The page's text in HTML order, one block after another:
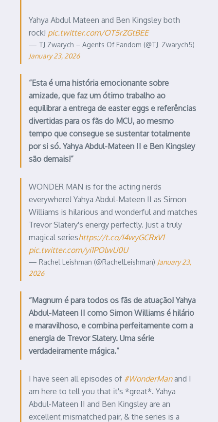
Yahya Abdul Mateen and Ben Kingsley both
rock! pic.twitter.com/OT5rZGtBEE
— TJ Zwarych – Agents Of Fandom (@TJ_Zwarych5)
January 23, 2026
“Esta é uma história emocionante sobre
amizade, que faz um ótimo trabalho ao
equilibrar a entrega de easter eggs e referências
divertidas para os fãs do MCU, ao mesmo
tempo que consegue se sustentar totalmente
por si só. Yahya Abdul-Mateen II e Ben Kingsley
são demais!”
WONDER MAN is for the acting nerds
everywhere! Yahya Abdul-Mateen II as Simon
Williams is hilarious and wonderful and matches
Trevor Slatery's energy perfectly. Just a truly
magical serieshttps://t.co/I4wyGCRxV1
pic.twitter.com/yi1POlwU0U
— Rachel Leishman (@RachelLeishman) January 23,
2026
“Magnum é para todos os fãs de atuação! Yahya
Abdul-Mateen II como Simon Williams é hilário
e maravilhoso, e combina perfeitamente com a
energia de Trevor Slatery. Uma série
verdadeiramente mágica.”
I have seen all episodes of #WonderManand I
am here to tell you that it's *great*. Yahya
Abdul-Mateen II and Ben Kingsley are an
excellent mismatched pair, & the series is a